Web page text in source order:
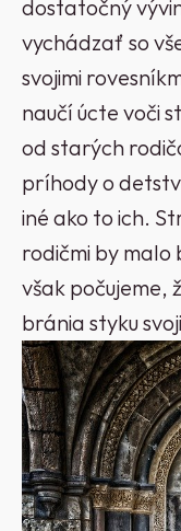
dostatočný
vychádzať so
svojimi
naučí úcte voči
od starých
príhody o
iné ako to ich.
rodičmi by malo
však počujeme,
bránia styku